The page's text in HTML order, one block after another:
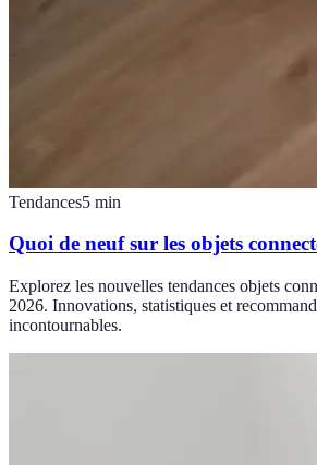
Tendances5 min
Quoi de neuf sur les objets
Explorez les nouvelles tendances objets
2026. Innovations, statistiques et
incontournables.